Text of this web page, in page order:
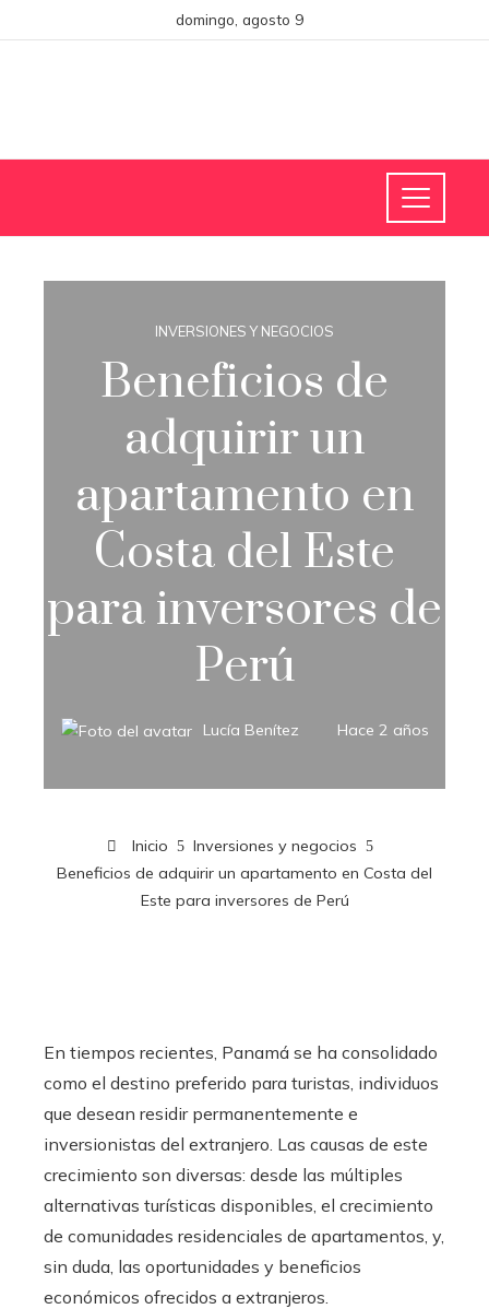
domingo, agosto 9
INVERSIONES Y NEGOCIOS
Beneficios de
adquirir un
apartamento en
Costa del Este
para inversores de
Perú
Lucía Benítez Hace 2 años
Inicio
Inversiones y negocios
Beneficios de adquirir un apartamento en Costa del
Este para inversores de Perú
En tiempos recientes, Panamá se ha consolidado
como el destino preferido para turistas, individuos
que desean residir permanentemente e
inversionistas del extranjero. Las causas de este
crecimiento son diversas: desde las múltiples
alternativas turísticas disponibles, el crecimiento
de comunidades residenciales de apartamentos, y,
sin duda, las oportunidades y beneficios
económicos ofrecidos a extranjeros.